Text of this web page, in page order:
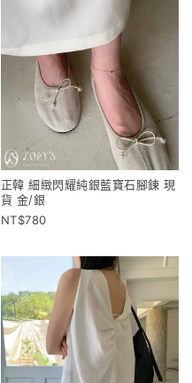
正韓 細緻閃耀純銀藍寶石腳鍊 現
貨 金/銀
780